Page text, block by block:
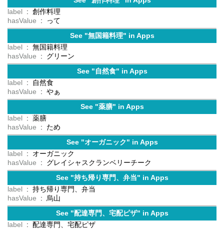
label
: 創作料理
hasValue
: って
See "無国籍料理" in Apps
label
: 無国籍料理
hasValue
: グリーン
See "自然食" in Apps
label
: 自然食
hasValue
: やぁ
See "薬膳" in Apps
label
: 薬膳
hasValue
: ため
See "オーガニック" in Apps
label
: オーガニック
hasValue
: グレイシャスクランベリーチーク
See "持ち帰り専門、弁当" in Apps
label
: 持ち帰り専門、弁当
hasValue
: 烏山
See "配達専門、宅配ピザ" in Apps
label
: 配達専門、宅配ピザ